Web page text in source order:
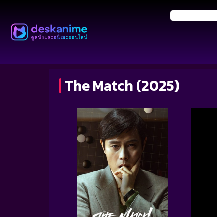
The Match (2025)